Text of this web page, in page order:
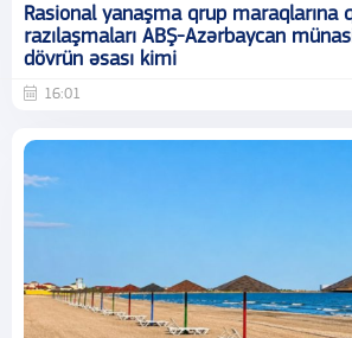
Rasional yanaşma qrup maraqlarına
razılaşmaları ABŞ-Azərbaycan
dövrün əsası kimi
16:01